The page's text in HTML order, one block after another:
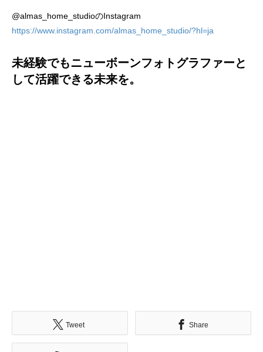
@almas_home_studioのInstagram
https://www.instagram.com/almas_home_studio/?hl=ja
未経験でもニューボーンフォトグラファーと
して活躍できる未来を。
Tweet Share